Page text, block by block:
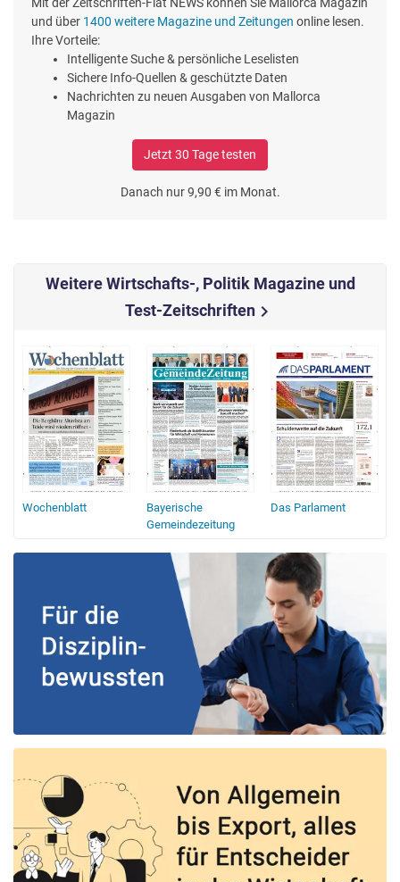
und über 1400 weitere Magazine und Zeitungen online lesen.
Ihre Vorteile:
Intelligente Suche & persönliche Leselisten
Sichere Info-Quellen & geschützte Daten
Nachrichten zu neuen Ausgaben von Mallorca
Magazin
Jetzt 30 Tage testen
Danach nur 9,90 € im Monat.
Weitere Wirtschafts-, Politik Magazine und
Test-Zeitschriftenchevron_right
Wochenblatt
Bayerische
Gemeindezeitung
Das Parlament